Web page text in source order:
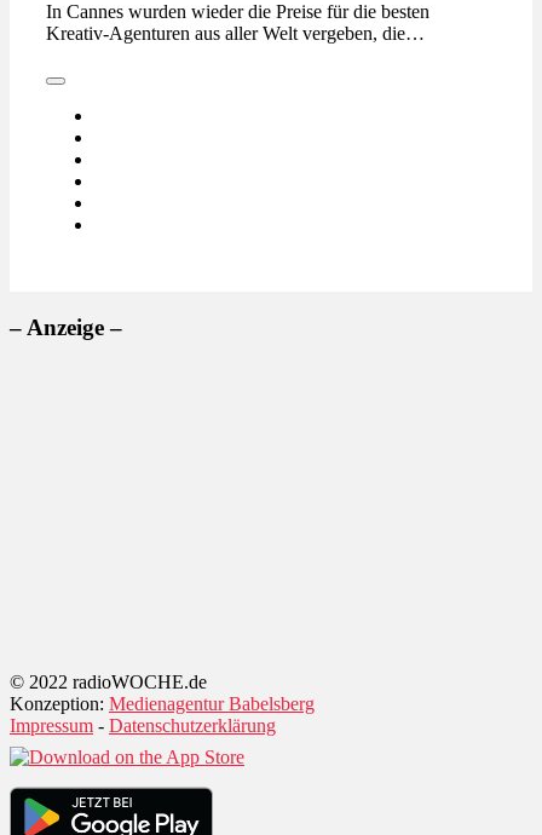
In Cannes wurden wieder die Preise für die besten
Kreativ-Agenturen aus aller Welt vergeben, die…
– Anzeige –
© 2022 radioWOCHE.de
Konzeption: Medienagentur Babelsberg
Impressum - Datenschutzerklärung